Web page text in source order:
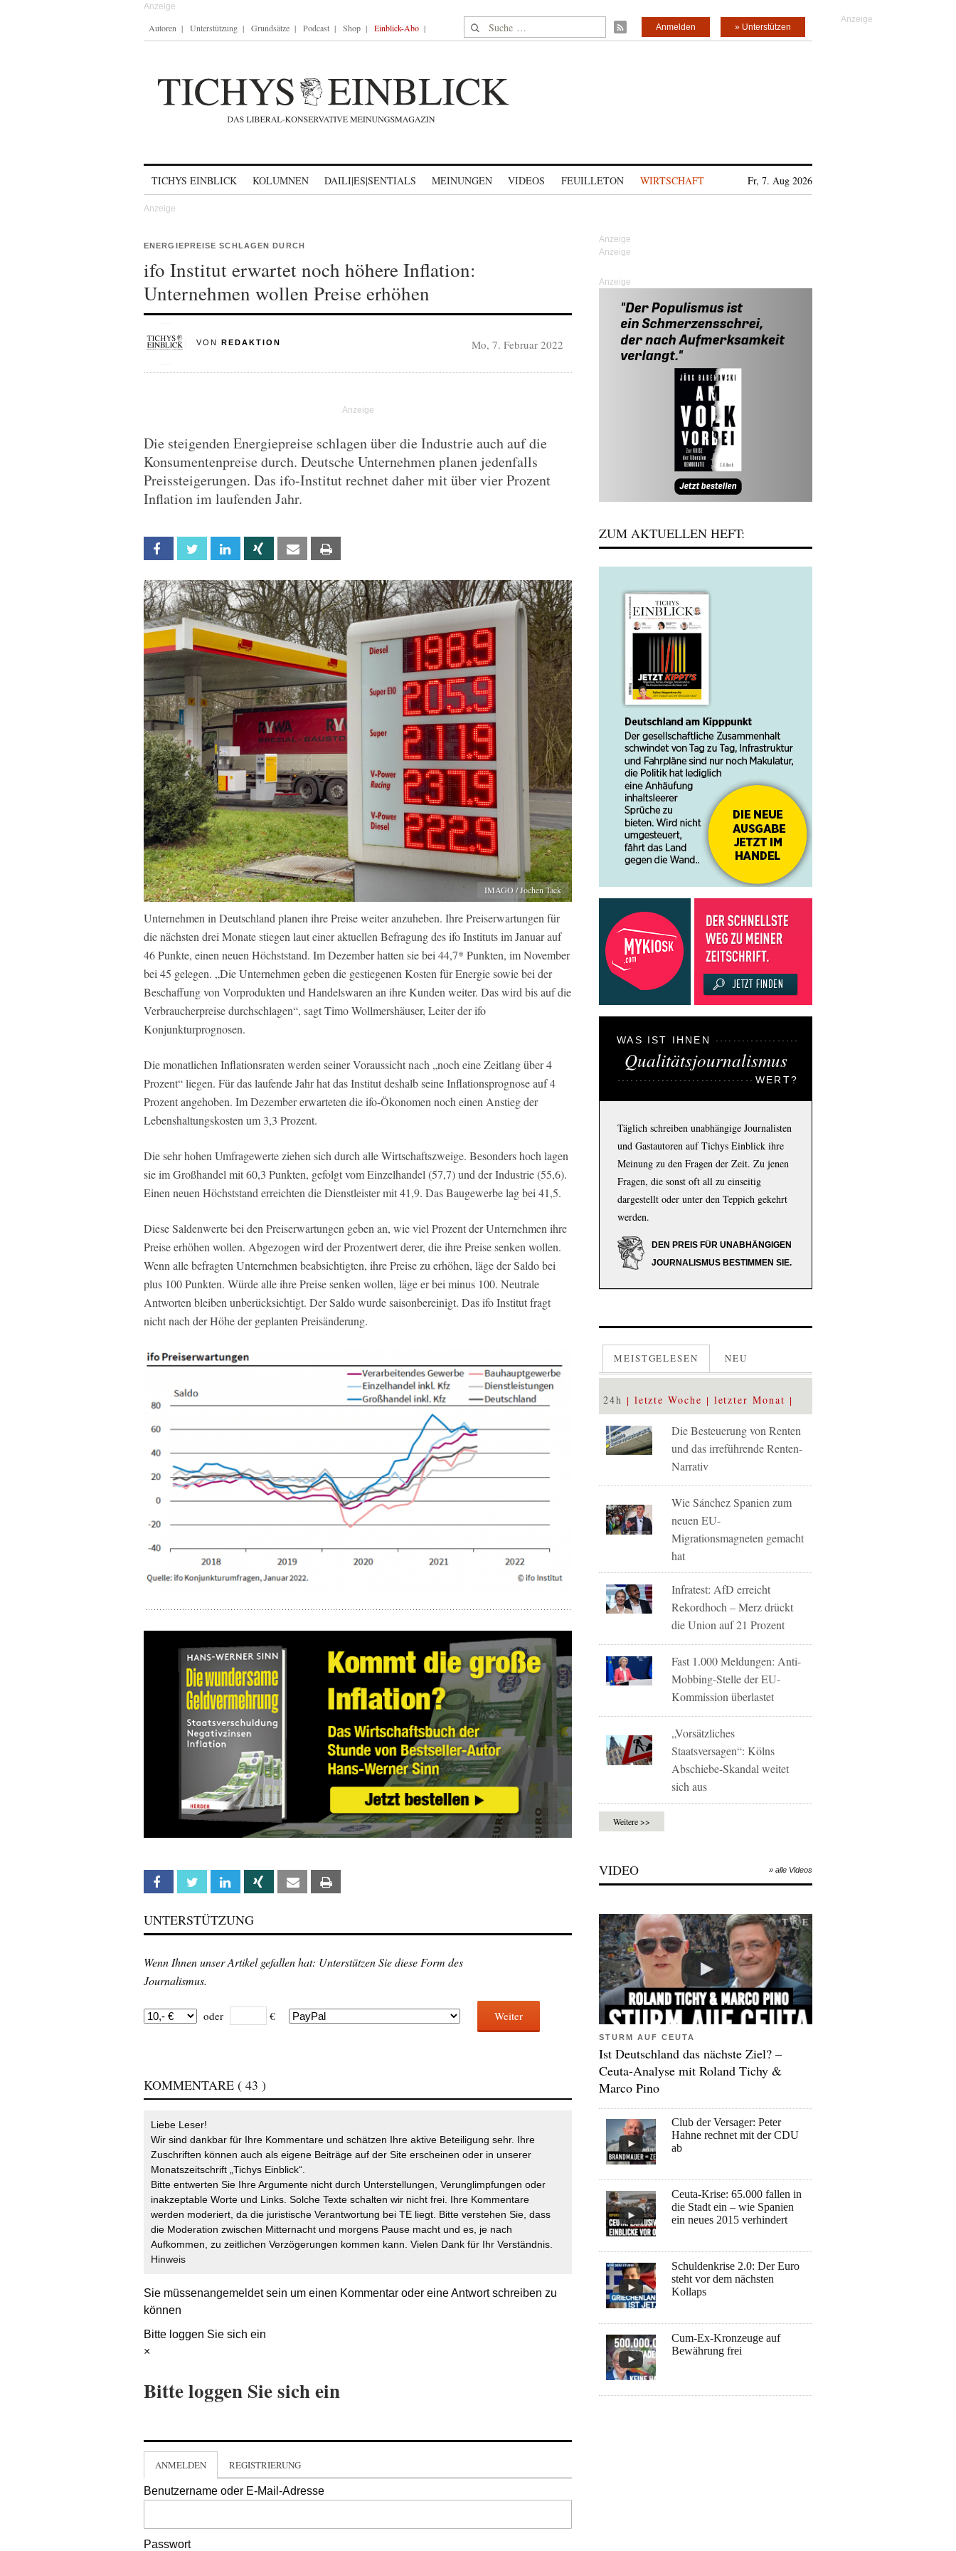
Autoren Unterstützung Grundsätze Podcast Shop Einblick-Abo Suche nach: » Unterstützen
Anmelden
TICHYS EINBLICK KOLUMNEN DAILI|ES|SENTIALS MEINUNGEN VIDEOS FEUILLETON WIRTSCHAFT Fr, 7. Aug 2026
ENERGIEPREISE SCHLAGEN DURCH
ifo Institut erwartet noch höhere Inflation:
Unternehmen wollen Preise erhöhen
VON REDAKTION Mo, 7. Februar 2022
Die steigenden Energiepreise schlagen über die Industrie auch auf die
Konsumentenpreise durch. Deutsche Unternehmen planen jedenfalls
Preissteigerungen. Das ifo-Institut rechnet daher mit über vier Prozent
Inflation im laufenden Jahr.
Facebook Twitter Linkedin Xing Email
IMAGO / Jochen Tack
Unternehmen in Deutschland planen ihre Preise weiter anzuheben. Ihre Preiserwartungen für
die nächsten drei Monate stiegen laut einer aktuellen Befragung des ifo Instituts im Januar auf
46 Punkte, einen neuen Höchststand. Im Dezember hatten sie bei 44,7* Punkten, im November
bei 45 gelegen. „Die Unternehmen geben die gestiegenen Kosten für Energie sowie bei der
Beschaffung von Vorprodukten und Handelswaren an ihre Kunden weiter. Das wird bis auf die
Verbraucherpreise durchschlagen“, sagt Timo Wollmershäuser, Leiter der ifo
Konjunkturprognosen.
Die monatlichen Inflationsraten werden seiner Voraussicht nach „noch eine Zeitlang über 4
Prozent“ liegen. Für das laufende Jahr hat das Institut deshalb seine Inflationsprognose auf 4
Prozent angehoben. Im Dezember erwarteten die ifo-Ökonomen noch einen Anstieg der
Lebenshaltungskosten um 3,3 Prozent.
Die sehr hohen Umfragewerte ziehen sich durch alle Wirtschaftszweige. Besonders hoch lagen
sie im Großhandel mit 60,3 Punkten, gefolgt vom Einzelhandel (57,7) und der Industrie (55,6).
Einen neuen Höchststand erreichten die Dienstleister mit 41,9. Das Baugewerbe lag bei 41,5.
Diese Saldenwerte bei den Preiserwartungen geben an, wie viel Prozent der Unternehmen ihre
Preise erhöhen wollen. Abgezogen wird der Prozentwert derer, die ihre Preise senken wollen.
Wenn alle befragten Unternehmen beabsichtigten, ihre Preise zu erhöhen, läge der Saldo bei
plus 100 Punkten. Würde alle ihre Preise senken wollen, läge er bei minus 100. Neutrale
Antworten bleiben unberücksichtigt. Der Saldo wurde saisonbereinigt. Das ifo Institut fragt
nicht nach der Höhe der geplanten Preisänderung.
Facebook Twitter Linkedin Xing Email
UNTERSTÜTZUNG
Wenn Ihnen unser Artikel gefallen hat: Unterstützen Sie diese Form des
Journalismus.
oder € Weiter
KOMMENTARE ( 43 )
Liebe Leser!
Wir sind dankbar für Ihre Kommentare und schätzen Ihre aktive Beteiligung sehr. Ihre
Zuschriften können auch als eigene Beiträge auf der Site erscheinen oder in unserer
Monatszeitschrift „Tichys Einblick“.
Bitte entwerten Sie Ihre Argumente nicht durch Unterstellungen, Verunglimpfungen oder
inakzeptable Worte und Links. Solche Texte schalten wir nicht frei. Ihre Kommentare
werden moderiert, da die juristische Verantwortung bei TE liegt. Bitte verstehen Sie, dass
die Moderation zwischen Mitternacht und morgens Pause macht und es, je nach
Aufkommen, zu zeitlichen Verzögerungen kommen kann. Vielen Dank für Ihr Verständnis.
Hinweis
Sie müssenangemeldetsein um einen Kommentar oder eine Antwort schreiben zu
können
Bitte loggen Sie sich ein
×
Bitte loggen Sie sich ein
ANMELDEN REGISTRIERUNG
Benutzername oder E-Mail-Adresse
Passwort
Anzeige
ZUM AKTUELLEN HEFT:
WAS IST IHNEN
Qualitätsjournalismus
WERT?
Täglich schreiben unabhängige Journalisten
und Gastautoren auf Tichys Einblick ihre
Meinung zu den Fragen der Zeit. Zu jenen
Fragen, die sonst oft all zu einseitig
dargestellt oder unter den Teppich gekehrt
werden.
DEN PREIS FÜR UNABHÄNGIGEN
JOURNALISMUS BESTIMMEN SIE.
MEISTGELESEN NEU
24h letzte Woche letzter Monat
Die Besteuerung von Renten
und das irreführende Renten-
Narrativ
Wie Sánchez Spanien zum
neuen EU-
Migrationsmagneten gemacht
hat
Infratest: AfD erreicht
Rekordhoch – Merz drückt
die Union auf 21 Prozent
Fast 1.000 Meldungen: Anti-
Mobbing-Stelle der EU-
Kommission überlastet
„Vorsätzliches
Staatsversagen“: Kölns
Abschiebe-Skandal weitet
sich aus
Weitere >>
VIDEO » alle Videos
STURM AUF CEUTA
Ist Deutschland das nächste Ziel? –
Ceuta-Analyse mit Roland Tichy &
Marco Pino
Club der Versager: Peter
Hahne rechnet mit der CDU
ab
Ceuta-Krise: 65.000 fallen in
die Stadt ein – wie Spanien
ein neues 2015 verhindert
Schuldenkrise 2.0: Der Euro
steht vor dem nächsten
Kollaps
Cum-Ex-Kronzeuge auf
Bewährung frei